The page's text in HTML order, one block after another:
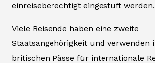
einreiseberechtigt eingestuft werden.
Viele Reisende haben eine zweite
Staatsangehörigkeit und verwenden
britischen Pässe für internationale